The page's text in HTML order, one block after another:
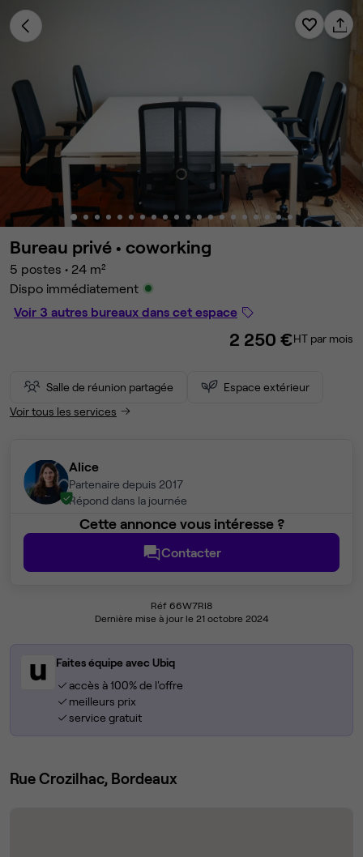
Bureau privé • coworking
5 postes • 24 m²
Dispo immédiatement
Voir 3 autres bureaux dans cet espace
2 250 €HT par mois
Salle de réunion partagée
Espace extérieur
Voir tous les services
Alice
Partenaire depuis 2017
Répond dans la journée
Cette annonce vous intéresse ?
Contacter
Réf 66W7RI8
Dernière mise à jour le 21 octobre 2024
Faites équipe avec Ubiq
accès à 100% de l'offre
meilleurs prix
service gratuit
Rue Crozilhac, Bordeaux